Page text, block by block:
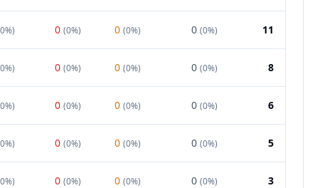
) 0 (0%) 0 (0%) 0 (0%) 11
) 0 (0%) 0 (0%) 0 (0%) 8
) 0 (0%) 0 (0%) 0 (0%) 6
) 0 (0%) 0 (0%) 0 (0%) 5
) 0 (0%) 0 (0%) 0 (0%) 3